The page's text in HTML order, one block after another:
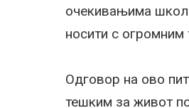
очекивањима
носити с огромним
Одговор на ово
тешким за живот